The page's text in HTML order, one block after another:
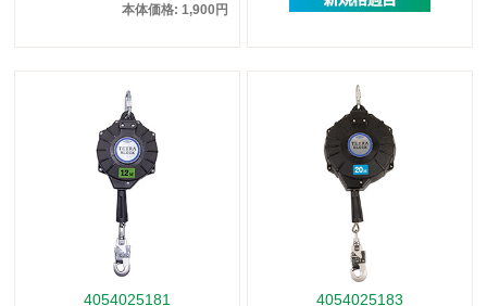
本体価格: 1,900円
4054025181 4054025183